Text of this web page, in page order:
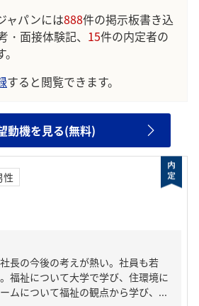
ャパンには888件の掲示板書き込
・面接体験記、 15件の内定者の
すると閲覧できます。
動機を見る(無料)
性
長の今後の考えが熱い。社員も若
福祉について大学で学び、住環境に
ムについて福祉の観点から学び、...